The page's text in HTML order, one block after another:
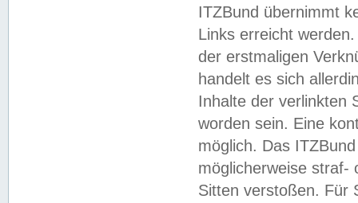
ITZBund übernimmt
Links erreicht
der erstmaligen
handelt es sich
Inhalte der verlinkten
worden sein. Eine
möglich. Das
möglicherweise straf-
Sitten verstoßen. Für